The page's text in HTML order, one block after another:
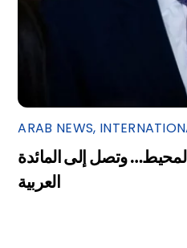
ARAB NEWS,
وتصل إلى المائدة
العربية